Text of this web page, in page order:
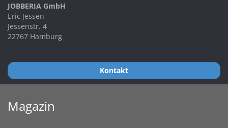
JOBBERIA GmbH
Eric Jessen
Jessenstr. 4
22767 Hamburg
Kontakt
Magazin